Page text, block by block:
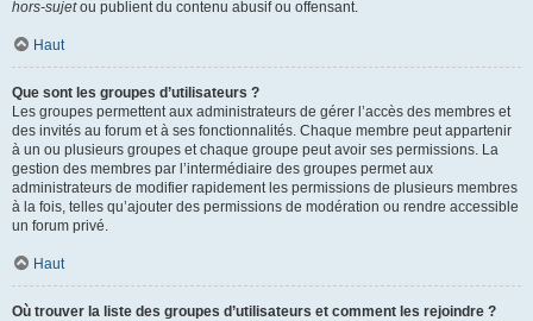
hors-sujetou publient du contenu abusif ou offensant.
Haut
Que sont les groupes d’utilisateurs ?
Les groupes permettent aux administrateurs de gérer l’accès des membres et
des invités au forum et à ses fonctionnalités. Chaque membre peut appartenir
à un ou plusieurs groupes et chaque groupe peut avoir ses permissions. La
gestion des membres par l’intermédiaire des groupes permet aux
administrateurs de modifier rapidement les permissions de plusieurs membres
à la fois, telles qu’ajouter des permissions de modération ou rendre accessible
un forum privé.
Haut
Où trouver la liste des groupes d’utilisateurs et comment les rejoindre ?